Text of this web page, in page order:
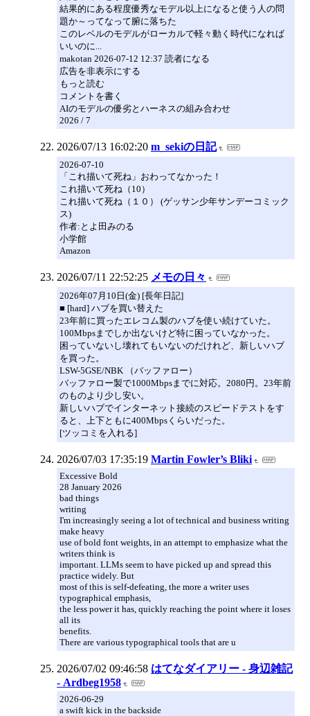
結果的にある程度優秀なモデル以上になると使う人の問
題か～ってなって腑に落ちた
このレベルのモデルがローカルで軽々動く時代になれば
いいのに...
makotan 2026-07-12 12:37 読者になる
広告を非表示にする
もっと読む
コメントを書く
AIのモデルの優劣とハーネスの組み合わせ
2026 / 7
2026/07/13 16:02:20 m_sekiの日記
2026-07-10
「これ描いて死ね」おわってなかった！
これ描いて死ね（10）
これ描いて死ね（１０） (ゲッサン少年サンデーコミック
ス)
作者:とよ田みのる
小学館
Amazon
2026/07/11 22:52:25 メモの日々
2026年07月10日(金) [長年日記]
■ [hard] ハブを買い替えた
23年前に買ったエレコム製のハブを使い続けていた。
100Mbpsまでしか出ないけど特に困っていなかった。
困っていないし壊れてもいないのだけれど、新しいハブ
を買った。
LSW-5GSE/NBK （バッファロー）
バッファロー製で1000Mbpsまでに対応。2080円。23年前
のものより少し安い。
新しいハブでインターネット接続のスピードテストをす
ると、上下ともに400Mbpsくらいだった。
[ツッコミを入れる]
2026/07/03 17:35:19 Martin Fowler’s Bliki
Excessive Bold
28 January 2026
bad things
writing
I'm increasingly seeing a lot of technical and business writing
make heavy
use of bold font weights, in an attempt to emphasize what the
writers think is
important. LLMs seem to have picked up and spread this
practice widely. But
most of this is self-defeating, the more a writer uses
typographical emphasis,
the less power it has, quickly reaching the point where it loses
all its
benefits.
There are various typographical tools that are u
2026/07/02 09:46:58 はてなダイアリー - 身辺雑記
- Ardbeg1958
2026-06-29
a swift kick in the backside